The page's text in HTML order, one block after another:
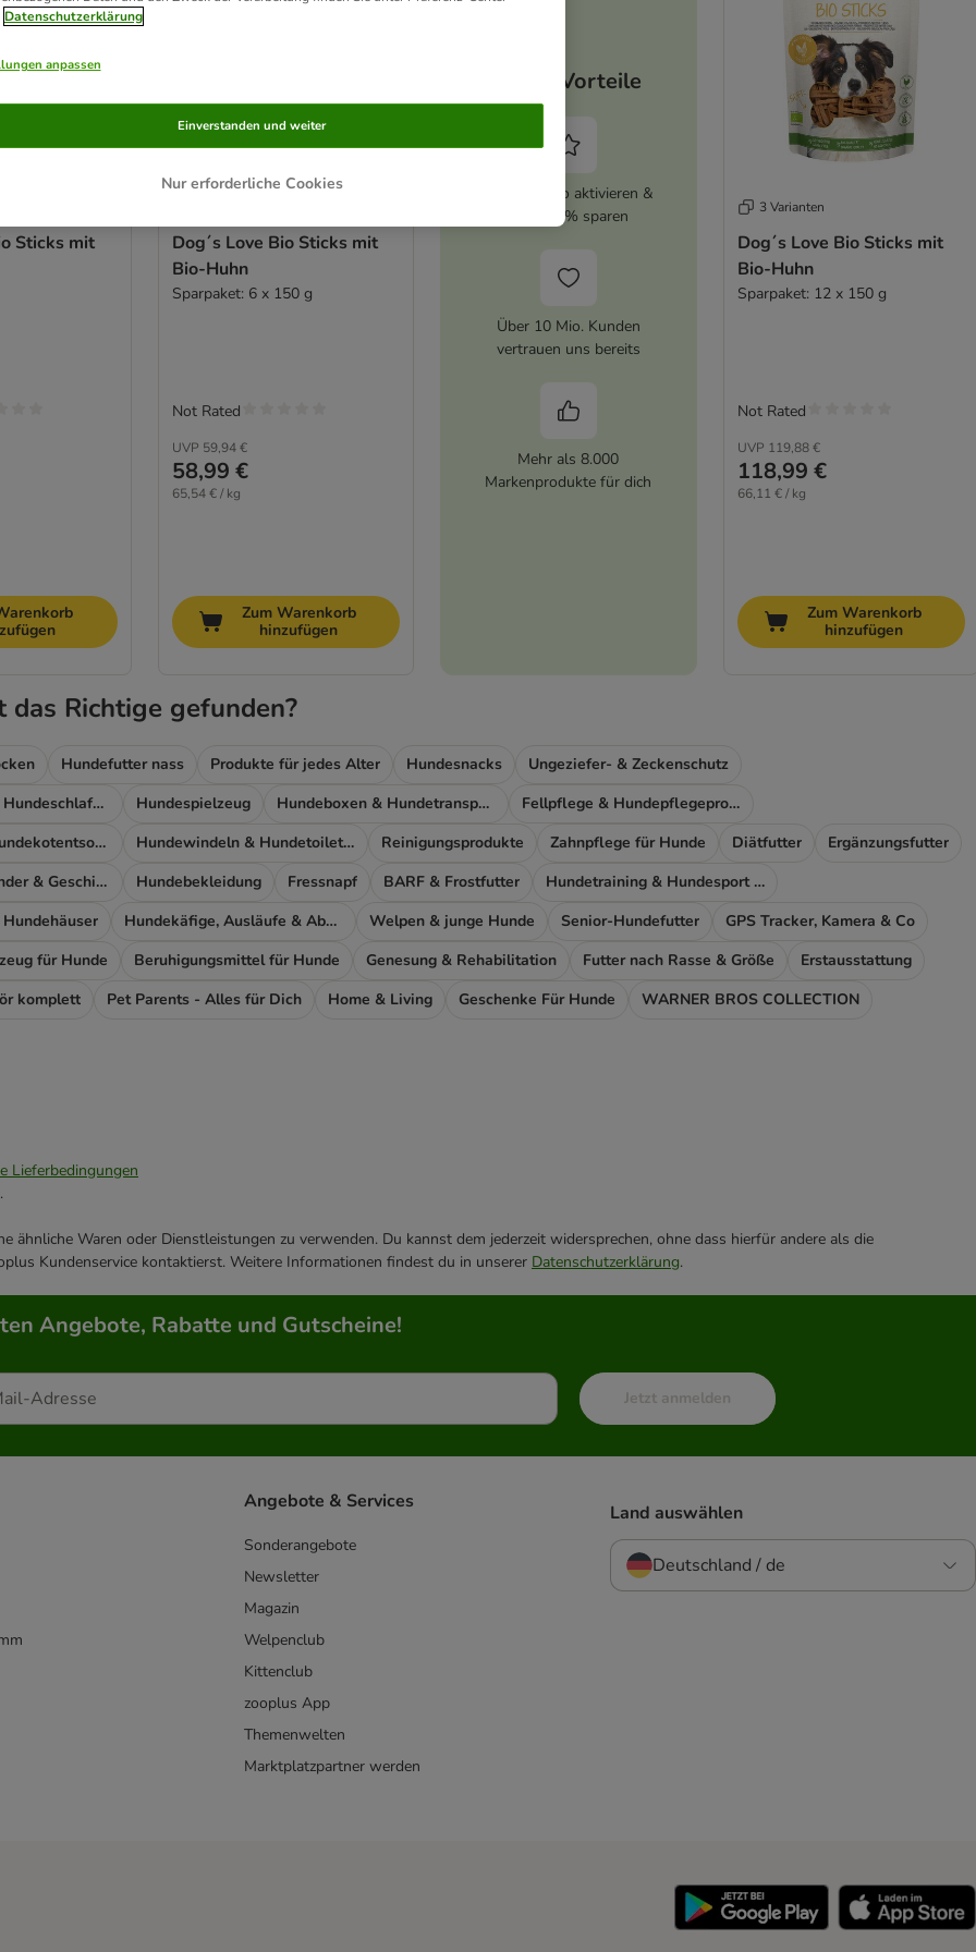
Sticks mit
Dog´s Love Bio Sticks mit
Bio-Huhn
Sparpaket: 6 x 150 g
UVP 59,94 €
58,99 €
65,54 € / kg
Not Rated
Zum Warenkorb
hinzufügen
Deine Vorteile
zooplus Abo aktivieren &
immer 5% sparen
Über 10 Mio. Kunden
vertrauen uns bereits
Mehr als 8.000
Markenprodukte für dich
3 Varianten
Dog´s Love Bio Sticks mit
Bio-Huhn
Sparpaket: 12 x 150 g
UVP 119,88 €
118,99 €
66,11 € / kg
Not Rated
Zum Warenkorb
hinzufügen
das Richtige gefunden?
Hundefutter nass Produkte für jedes Alter Hundesnacks
Ungeziefer- & Zeckenschutz
Hundebetten & Hundeschlafplatz
Hundespielzeug Hundeboxen & Hundetransport
Fellpflege & Hundepflegeprodukte
Produkte zur Hundekotentsorgung
Hundewindeln & Hundetoiletten Reinigungsprodukte Zahnpflege für Hunde Diätfutter
Ergänzungsfutter
Leinen, Halsbänder & Geschirre
Hundebekleidung Fressnapf BARF & Frostfutter
Hundetraining & Hundesport Zubehör
Hundekäfige, Ausläufe & Absperrgitter Welpen & junge Hunde Senior-Hundefutter
GPS Tracker, Kamera & Co
für Hunde
Beruhigungsmittel für Hunde Genesung & Rehabilitation Futter nach Rasse & Größe
Erstausstattung
komplett
Pet Parents - Alles für Dich Home & Living Geschenke Für Hunde WARNER BROS COLLECTION
Lieferbedingungen
Waren oder Dienstleistungen zu verwenden. Du kannst dem jederzeit widersprechen, ohne dass hierfür andere als die
Kundenservice kontaktierst. Weitere Informationen findest du in unserer Datenschutzerklärung.
Angebote, Rabatte und Gutscheine!
Jetzt anmelden
Angebote & Services
Sonderangebote
Newsletter
Magazin
Welpenclub
Kittenclub
zooplus App
Themenwelten
Marktplatzpartner werden
Land auswählen
Deutschland / de
Datenschutzerklärung
anpassen
Nur erforderliche Cookies
Einverstanden und weiter